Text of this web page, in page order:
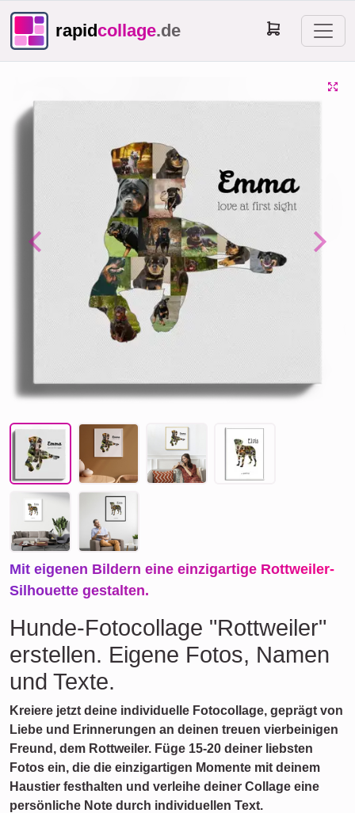
rapidcollage.de
Previous Next
Mit eigenen Bildern eine einzigartige Rottweiler-
Silhouette gestalten.
Hunde-Fotocollage "Rottweiler"
erstellen. Eigene Fotos, Namen
und Texte.
Kreiere jetzt deine individuelle Fotocollage, geprägt von
Liebe und Erinnerungen an deinen treuen vierbeinigen
Freund, dem Rottweiler. Füge 15-20 deiner liebsten
Fotos ein, die die einzigartigen Momente mit deinem
Haustier festhalten und verleihe deiner Collage eine
persönliche Note durch individuellen Text.